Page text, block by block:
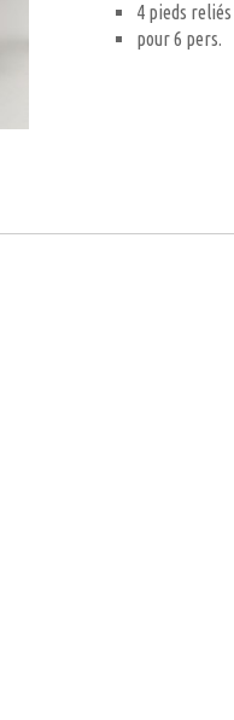
4 pieds
pour 6 pers.